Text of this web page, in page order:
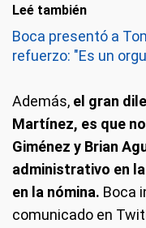
Leé también
Boca presentó a
refuerzo: "Es un
Además, el gran
Martínez, es que
Giménez y Brian
administrativo en
en la nómina. Boca
comunicado en